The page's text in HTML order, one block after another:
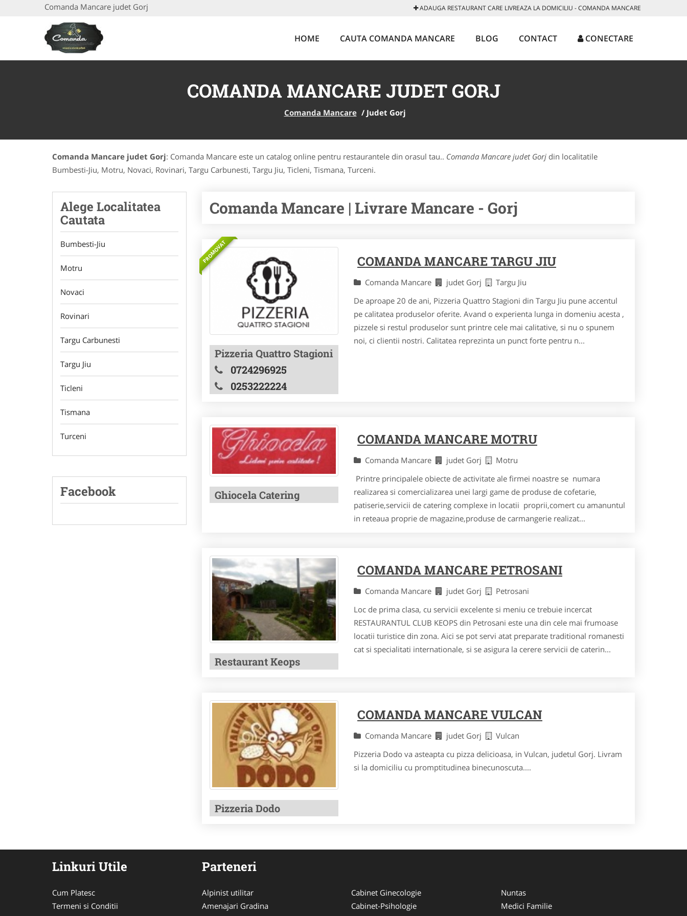
Comanda Mancare judet Gorj ADAUGA RESTAURANT CARE LIVREAZA LA DOMICILIU - COMANDA MANCARE
HOME CAUTA COMANDA MANCARE BLOG CONTACT CONECTARE
COMANDA MANCARE JUDET GORJ
Comanda Mancare / Judet Gorj
Comanda Mancare judet Gorj: Comanda Mancare este un catalog online pentru restaurantele din orasul tau.. Comanda Mancare judet Gorj din localitatile
Bumbesti-Jiu, Motru, Novaci, Rovinari, Targu Carbunesti, Targu Jiu, Ticleni, Tismana, Turceni.
Alege Localitatea
Cautata
Bumbesti-Jiu
Motru
Novaci
Rovinari
Targu Carbunesti
Targu Jiu
Ticleni
Tismana
Turceni
Facebook
Comanda Mancare | Livrare Mancare - Gorj
PROMOVAT
Pizzeria Quattro Stagioni
0724296925
0253222224
COMANDA MANCARE TARGU JIU
Comanda Mancare judet Gorj
Targu Jiu
De aproape 20 de ani, Pizzeria Quattro Stagioni din Targu Jiu pune accentul
pe calitatea produselor oferite. Avand o experienta lunga in domeniu acesta ,
pizzele si restul produselor sunt printre cele mai calitative, si nu o spunem
noi, ci clientii nostri. Calitatea reprezinta un punct forte pentru n...
Ghiocela Catering
COMANDA MANCARE MOTRU
Comanda Mancare judet Gorj
Motru
Printre principalele obiecte de activitate ale firmei noastre se numara
realizarea si comercializarea unei largi game de produse de cofetarie,
patiserie,servicii de catering complexe in locatii proprii,comert cu amanuntul
in reteaua proprie de magazine,produse de carmangerie realizat...
Restaurant Keops
COMANDA MANCARE PETROSANI
Comanda Mancare judet Gorj
Petrosani
Loc de prima clasa, cu servicii excelente si meniu ce trebuie incercat
RESTAURANTUL CLUB KEOPS din Petrosani este una din cele mai frumoase
locatii turistice din zona. Aici se pot servi atat preparate traditional romanesti
cat si specialitati internationale, si se asigura la cerere servicii de caterin...
Pizzeria Dodo
COMANDA MANCARE VULCAN
Comanda Mancare judet Gorj
Vulcan
Pizzeria Dodo va asteapta cu pizza delicioasa, in Vulcan, judetul Gorj. Livram
si la domiciliu cu promptitudinea binecunoscuta....
Linkuri Utile
Cum Platesc
Termeni si Conditii
Parteneri
Alpinist utilitar
Amenajari Gradina
Cabinet Ginecologie
Cabinet-Psihologie
Nuntas
Medici Familie